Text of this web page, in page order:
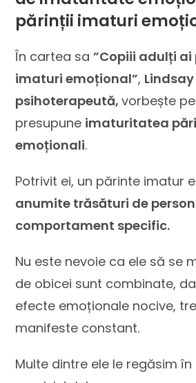
părinții imaturi
În cartea sa”Copiii adulți
imaturi emoțional”, Lindsay
psihoterapeută,vorbește
presupune imaturitatea
emoționali.
Potrivit ei, un părinte imatur
anumite trăsături de
comportament specific.
Nu este nevoie ca ele să se
de obicei sunt combinate,
efecte emoționale nocive,
manifeste constant.
Multe dintre ele le regăsim